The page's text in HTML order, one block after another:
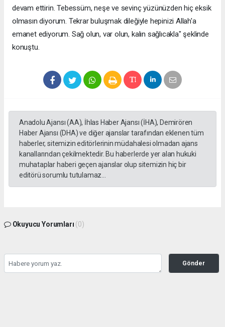
devam ettirin. Tebessüm, neşe ve sevinç yüzünüzden hiç eksik
olmasın diyorum. Tekrar buluşmak dileğiyle hepinizi Allah'a
emanet ediyorum. Sağ olun, var olun, kalın sağlıcakla" şeklinde
konuştu.
Anadolu Ajansı (AA), İhlas Haber Ajansı (İHA), Demirören
Haber Ajansı (DHA) ve diğer ajanslar tarafından eklenen tüm
haberler, sitemizin editörlerinin müdahalesi olmadan ajans
kanallarından çekilmektedir. Bu haberlerde yer alan hukuki
muhataplar haberi geçen ajanslar olup sitemizin hiç bir
editörü sorumlu tutulamaz...
Okuyucu Yorumları (0)
Gönder